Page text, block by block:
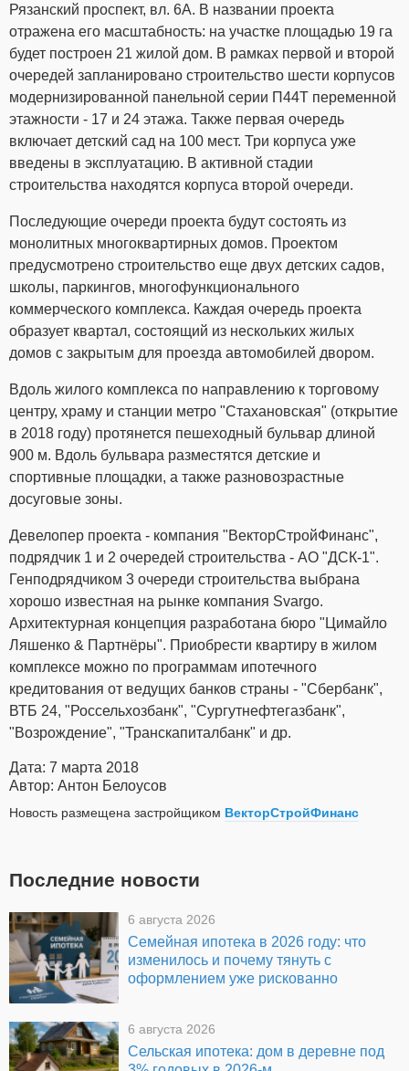
Рязанский проспект, вл. 6А. В названии проекта
отражена его масштабность: на участке площадью 19 га
будет построен 21 жилой дом. В рамках первой и второй
очередей запланировано строительство шести корпусов
модернизированной панельной серии П44Т переменной
этажности - 17 и 24 этажа. Также первая очередь
включает детский сад на 100 мест. Три корпуса уже
введены в эксплуатацию. В активной стадии
строительства находятся корпуса второй очереди.
Последующие очереди проекта будут состоять из
монолитных многоквартирных домов. Проектом
предусмотрено строительство еще двух детских садов,
школы, паркингов, многофункционального
коммерческого комплекса. Каждая очередь проекта
образует квартал, состоящий из нескольких жилых
домов с закрытым для проезда автомобилей двором.
Вдоль жилого комплекса по направлению к торговому
центру, храму и станции метро "Стахановская" (открытие
в 2018 году) протянется пешеходный бульвар длиной
900 м. Вдоль бульвара разместятся детские и
спортивные площадки, а также разновозрастные
досуговые зоны.
Девелопер проекта - компания "ВекторСтройФинанс",
подрядчик 1 и 2 очередей строительства - АО "ДСК-1".
Генподрядчиком 3 очереди строительства выбрана
хорошо известная на рынке компания Svargo.
Архитектурная концепция разработана бюро "Цимайло
Ляшенко & Партнёры". Приобрести квартиру в жилом
комплексе можно по программам ипотечного
кредитования от ведущих банков страны - "Сбербанк",
ВТБ 24, "Россельхозбанк", "Сургутнефтегазбанк",
"Возрождение", "Транскапиталбанк" и др.
Дата: 7 марта 2018
Автор: Антон Белоусов
Новость размещена застройщиком ВекторСтройФинанс
Последние новости
6 августа 2026
Семейная ипотека в 2026 году: что
изменилось и почему тянуть с
оформлением уже рискованно
6 августа 2026
Сельская ипотека: дом в деревне под